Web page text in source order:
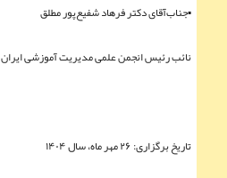
▪︎جناب‌آقای دکتر فرهاد شفيع‌پور مطلق
نائب رئیس انجمن علمی مدیریت آموزشی ایران
تاریخ برگزاری: ۲۶ مهر ماه، سال ۱۴۰۴